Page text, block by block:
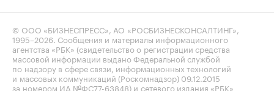
© ООО «БИЗНЕСПРЕСС», АО «РОСБИЗНЕСКОНСАЛТИНГ»,
1995–2026 . Сообщения и материалы информационного
агентства «РБК» (свидетельство о регистрации средства
массовой информации выдано Федеральной службой
по надзору в сфере связи, информационных технологий
и массовых коммуникаций (Роскомнадзор) 09.12.2015
за номером ИА №ФС77-63848) и сетевого издания «РБК»